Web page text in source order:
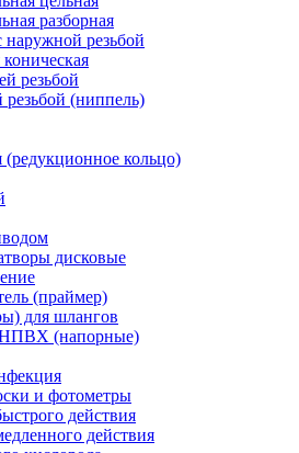
разборная
наружной резьбой
резьбой
(ниппель)
(редукционное кольцо)
дисковые
(праймер)
для шлангов
(напорные)
и фотометры
действия
действия